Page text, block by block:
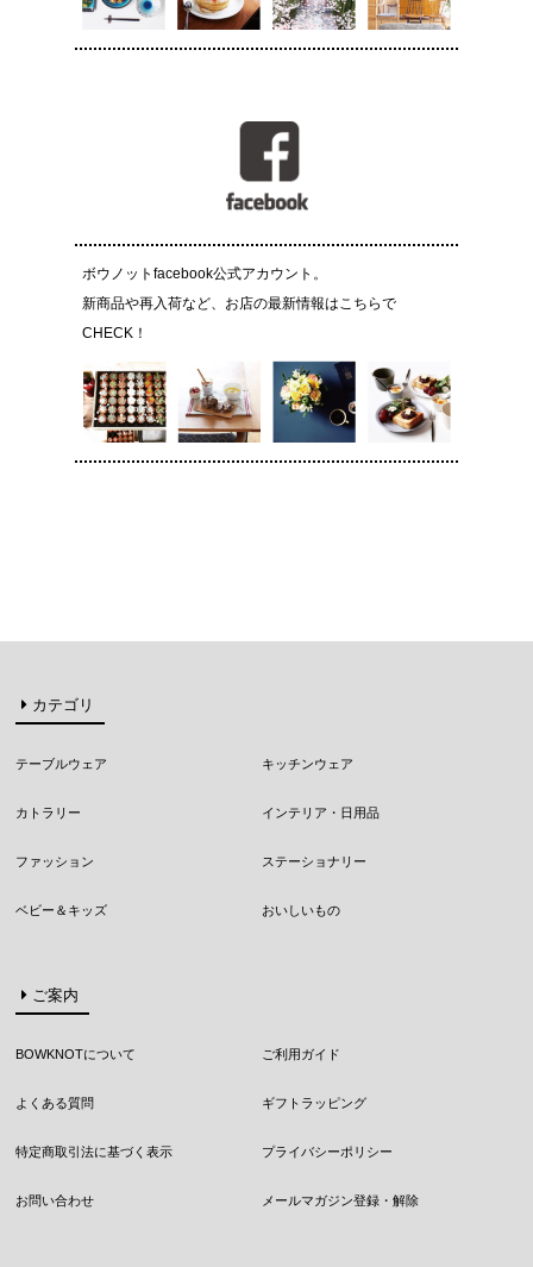
ボウノットfacebook公式アカウント。
新商品や再入荷など、お店の最新情報はこちらで
CHECK！
カテゴリ
テーブルウェア キッチンウェア
カトラリー インテリア・日用品
ファッション ステーショナリー
ベビー＆キッズ おいしいもの
ご案内
BOWKNOTについて ご利用ガイド
よくある質問 ギフトラッピング
特定商取引法に基づく表示 プライバシーポリシー
お問い合わせ メールマガジン登録・解除